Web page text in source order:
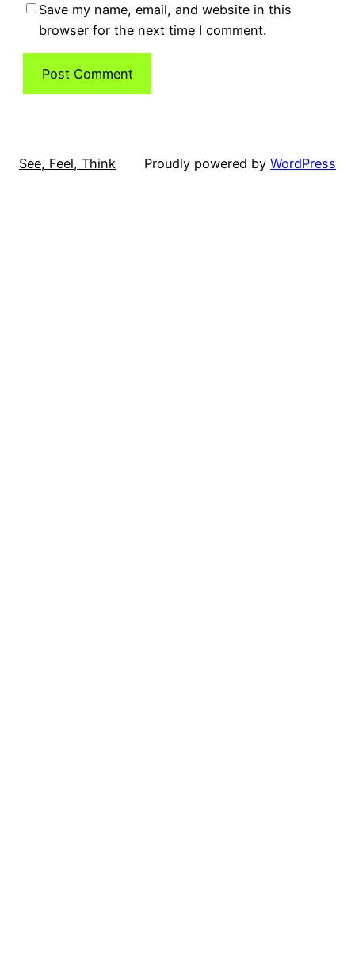
Save my name, email, and website in this
browser for the next time I comment.
See, Feel, Think Proudly powered by WordPress